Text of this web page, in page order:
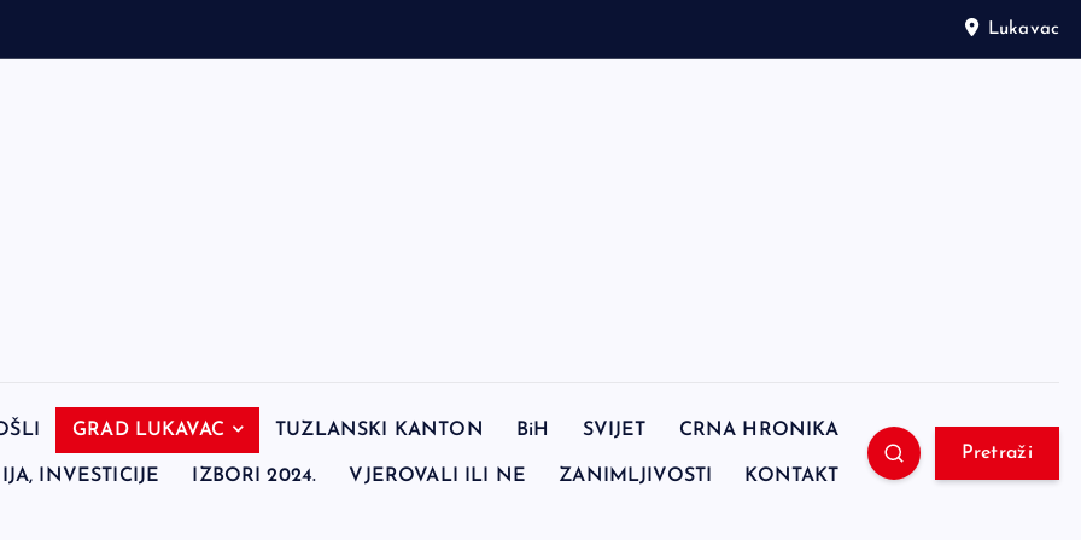
Lukavac
GRAD LUKAVAC TUZLANSKI KANTON BiH SVIJET CRNA HRONIKA
INVESTICIJE IZBORI 2024. VJEROVALI ILI NE ZANIMLJIVOSTI KONTAKT
Pretraži